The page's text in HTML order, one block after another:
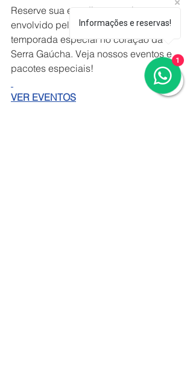
Reserve sua estadia e permita-se ser
envolvido pelo encanto desta
temporada especial no coração da
Serra Gaúcha. Veja nossos eventos e
pacotes especiais!
VER EVENTOS
Informações e reservas!
1